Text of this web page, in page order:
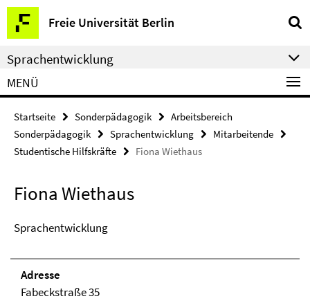
Springe
direkt
zu
Inhalt
Freie Universität Berlin
Service-
Navigation
Sprachentwicklung
MENÜ
Startseite Sonderpädagogik
Arbeitsbereich
Sonderpädagogik
Sprachentwicklung
Mitarbeitende
Studentische Hilfskräfte
Fiona Wiethaus
Fiona Wiethaus
Sprachentwicklung
Adresse
Fabeckstraße 35